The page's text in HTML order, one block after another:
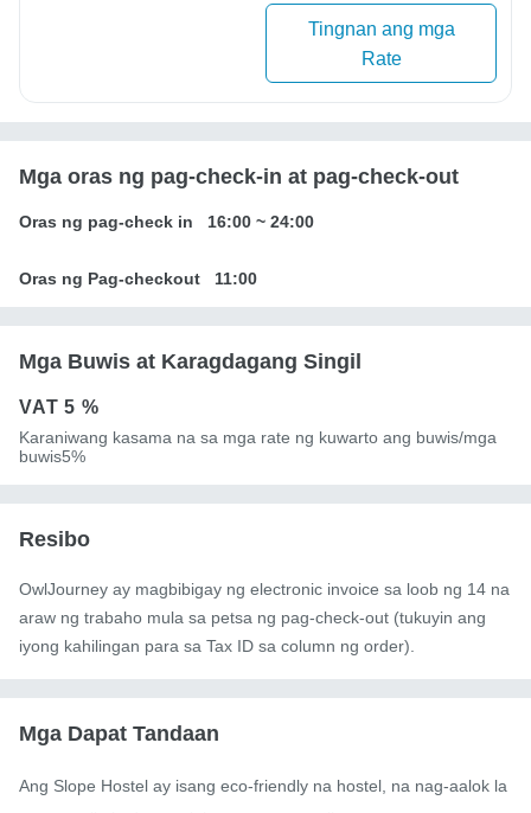
Tingnan ang mga
Rate
Mga oras ng pag-check-in at pag-check-out
Oras ng pag-check in 16:00 ~ 24:00
Oras ng Pag-checkout 11:00
Mga Buwis at Karagdagang Singil
VAT5 %
Karaniwang kasama na sa mga rate ng kuwarto ang buwis/mga
buwis5%
Resibo
OwlJourney ay magbibigay ng electronic invoice sa loob ng 14 na
araw ng trabaho mula sa petsa ng pag-check-out (tukuyin ang
iyong kahilingan para sa Tax ID sa column ng order).
Mga Dapat Tandaan
Ang Slope Hostel ay isang eco-friendly na hostel, na nag-aalok la